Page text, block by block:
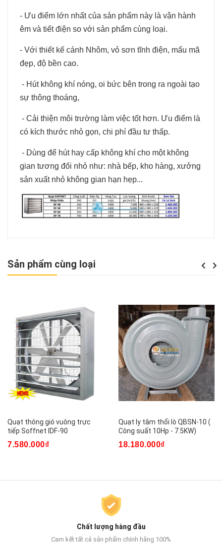
- Ưu điểm lớn nhất của sản phẩm này là vận hành
êm và tiết điện so với sản phẩm cùng loại.
- Với thiết kế cánh Nhôm, vỏ sơn tĩnh điện, mẩu mã
đẹp, độ bền cao.
- Hút không khí nóng, oi bức bên trong ra ngoài tạo
sự thông thoáng,
- Cải thiện môi trường làm việc tốt hơn. Ưu điểm là
có kích thước nhỏ gọn, chi phí đầu tư thấp.
- Dùng để hút hay cấp không khí cho một không
gian tương đối nhỏ như: nhà bếp, kho hàng, xưởng
sản xuất nhỏ không gian hạn hẹp...
Sản phẩm cùng loại
Quạt thông gió vuông trực
tiếp Soffnet IDF-90
7.580.000₫
Quạt ly tâm thổi lò QBSN-10 (
Công suất 10Hp - 7.5KW)
18.180.000₫
Next
Chất lượng hàng đầu
Cam kết tất cả sản phẩm chính hãng 100%